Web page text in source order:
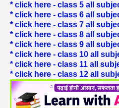
* click here - class 5 all
* click here - class 6 all
* click here - class 7 all
* click here - class 8 all
* click here - class 9 all
* click here - class 10 all
* click here - class 11 all
* click here - class 12 all